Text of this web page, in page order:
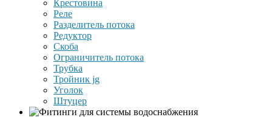
Крестовина
Реле
Разделитель потока
Редуктор
Скоба
Ограничитель потока
Трубка
Тройник jg
Уголок
Штуцер